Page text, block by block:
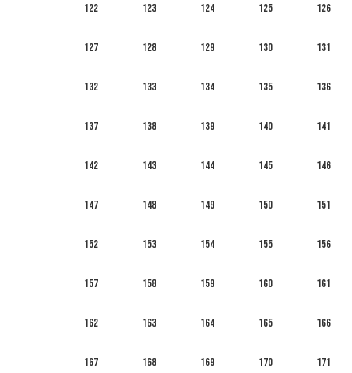
122 123 124 125 126
127 128 129 130 131
132 133 134 135 136
137 138 139 140 141
142 143 144 145 146
147 148 149 150 151
152 153 154 155 156
157 158 159 160 161
162 163 164 165 166
167 168 169 170 171